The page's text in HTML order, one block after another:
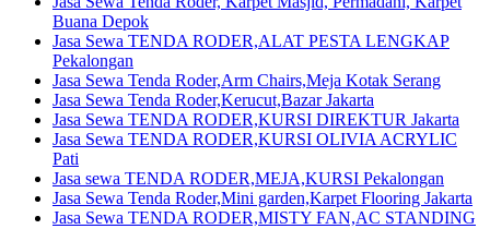
Buana Depok
Jasa Sewa TENDA RODER,ALAT PESTA LENGKAP
Pekalongan
Jasa Sewa Tenda Roder,Arm Chairs,Meja Kotak Serang
Jasa Sewa Tenda Roder,Kerucut,Bazar Jakarta
Jasa Sewa TENDA RODER,KURSI DIREKTUR Jakarta
Jasa Sewa TENDA RODER,KURSI OLIVIA ACRYLIC
Pati
Jasa sewa TENDA RODER,MEJA,KURSI Pekalongan
Jasa Sewa Tenda Roder,Mini garden,Karpet Flooring Jakarta
Jasa Sewa TENDA RODER,MISTY FAN,AC STANDING